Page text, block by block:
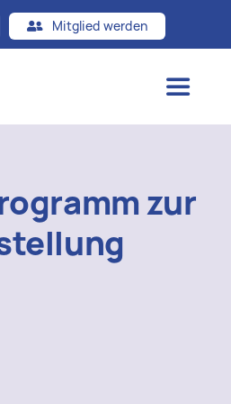
Mitglied werden
Toggle
zur